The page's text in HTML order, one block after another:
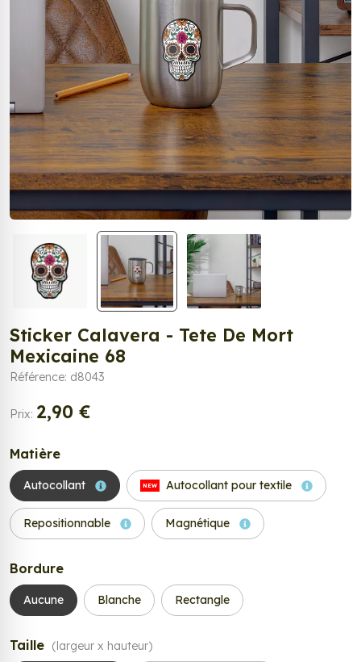
Sticker Calavera - Tete De Mort
Mexicaine 68
Référence: d8043
Prix: 2,90 €
Matière
Autocollant NEW Autocollant pour textile
Repositionnable Magnétique
Bordure
Aucune Blanche Rectangle
Taille (largeur x hauteur)